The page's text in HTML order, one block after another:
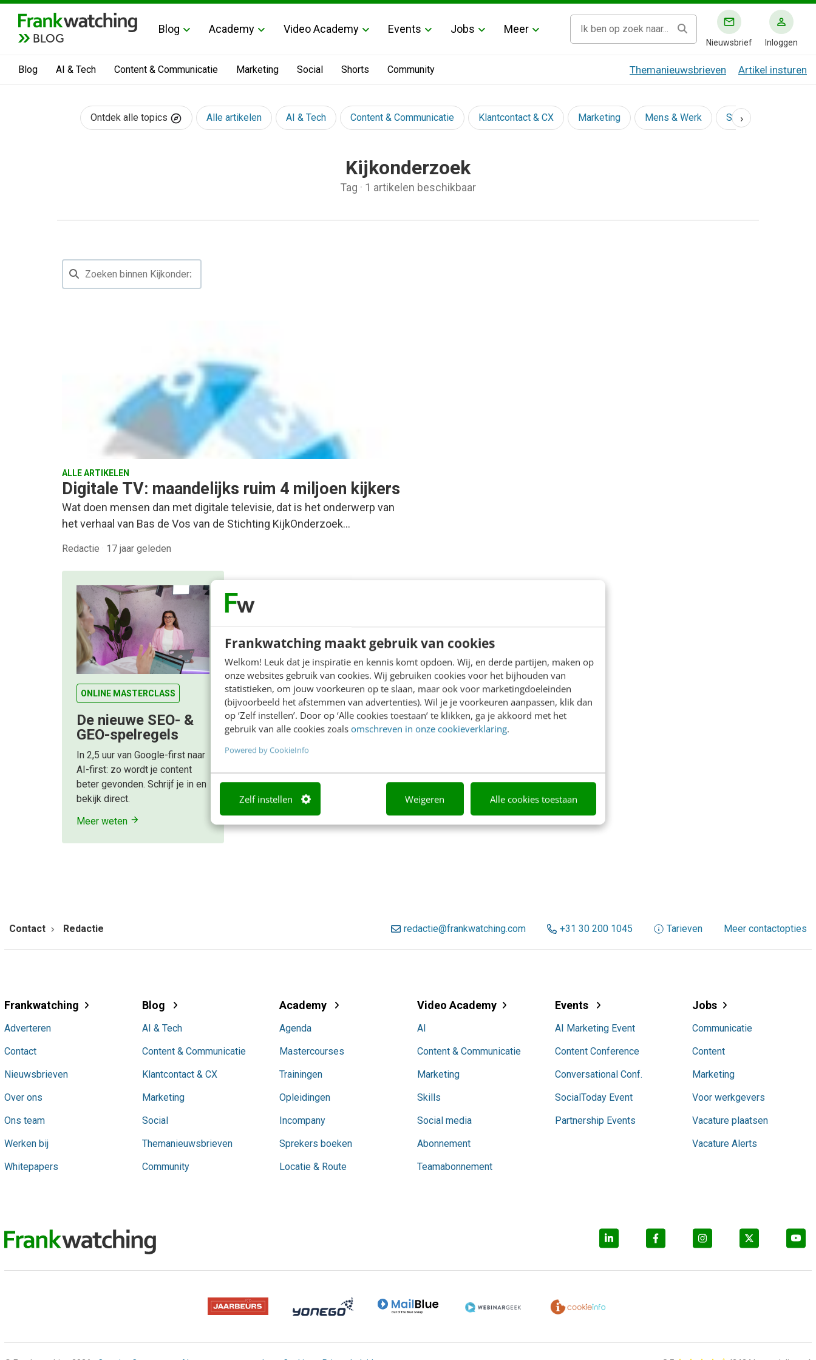
Frankwatching maakt gebruik van cookies
Welkom! Leuk dat je inspiratie en kennis komt opdoen. Wij, en derde partijen, maken op
onze websites gebruik van cookies. Wij gebruiken cookies voor het bijhouden van
statistieken, om jouw voorkeuren op te slaan, maar ook voor marketingdoeleinden
(bijvoorbeeld het afstemmen van advertenties). Wil je je voorkeuren aanpassen, klik dan
op ‘Zelf instellen’. Door op ‘Alle cookies toestaan’ te klikken, ga je akkoord met het
gebruik van alle cookies zoals omschreven in onze cookieverklaring.
Powered by CookieInfo
Zelf instellen Weigeren Alle cookies toestaan
BLOG
Blog Academy Video Academy Events Jobs Meer
Nieuwsbrief Inloggen
Blog AI & Tech Content & Communicatie Marketing Social Shorts Community Themanieuwsbrieven Artikel insturen
Ontdek alle topics Alle artikelen AI & Tech Content & Communicatie Klantcontact & CX Marketing Mens & Werk Social
›
Kijkonderzoek
Tag · 1 artikelen beschikbaar
ALLE ARTIKELEN
Digitale TV: maandelijks ruim 4 miljoen kijkers
Wat doen mensen dan met digitale televisie, dat is het onderwerp van
het verhaal van Bas de Vos van de Stichting KijkOnderzoek…
Redactie · 17 jaar geleden
ONLINE MASTERCLASS
De nieuwe SEO- &
GEO-spelregels
In 2,5 uur van Google-first naar
AI-first: zo wordt je content
beter gevonden. Schrijf je in en
bekijk direct.
Meer weten
Contact Redactie redactie@frankwatching.com +31 30 200 1045 Tarieven Meer contactopties
Frankwatching
Adverteren
Contact
Nieuwsbrieven
Over ons
Ons team
Werken bij
Whitepapers
Blog
AI & Tech
Content & Communicatie
Klantcontact & CX
Marketing
Social
Themanieuwsbrieven
Community
Academy
Agenda
Mastercourses
Trainingen
Opleidingen
Incompany
Sprekers boeken
Locatie & Route
Video Academy
AI
Content & Communicatie
Marketing
Skills
Social media
Abonnement
Teamabonnement
Events
AI Marketing Event
Content Conference
Conversational Conf.
SocialToday Event
Partnership Events
Jobs
Communicatie
Content
Marketing
Voor werkgevers
Vacature plaatsen
Vacature Alerts